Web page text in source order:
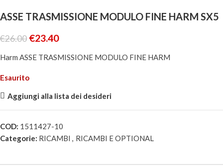
ASSE TRASMISSIONE MODULO FINE HARM SX5
€26.00 €23.40
Harm ASSE TRASMISSIONE MODULO FINE HARM
Esaurito
Aggiungi alla lista dei desideri
COD: 1511427-10
Categorie: RICAMBI , RICAMBI E OPTIONAL